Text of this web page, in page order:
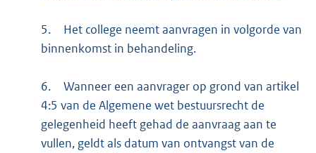
5.
Het college neemt aanvragen in volgorde van
binnenkomst in behandeling.
6.
Wanneer een aanvrager op grond van artikel
4:5 van de Algemene wet bestuursrecht de
gelegenheid heeft gehad de aanvraag aan te
vullen, geldt als datum van ontvangst van de